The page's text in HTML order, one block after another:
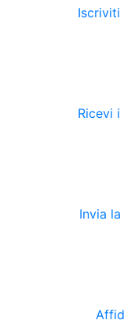
Iscriviti
Ricevi
Invia